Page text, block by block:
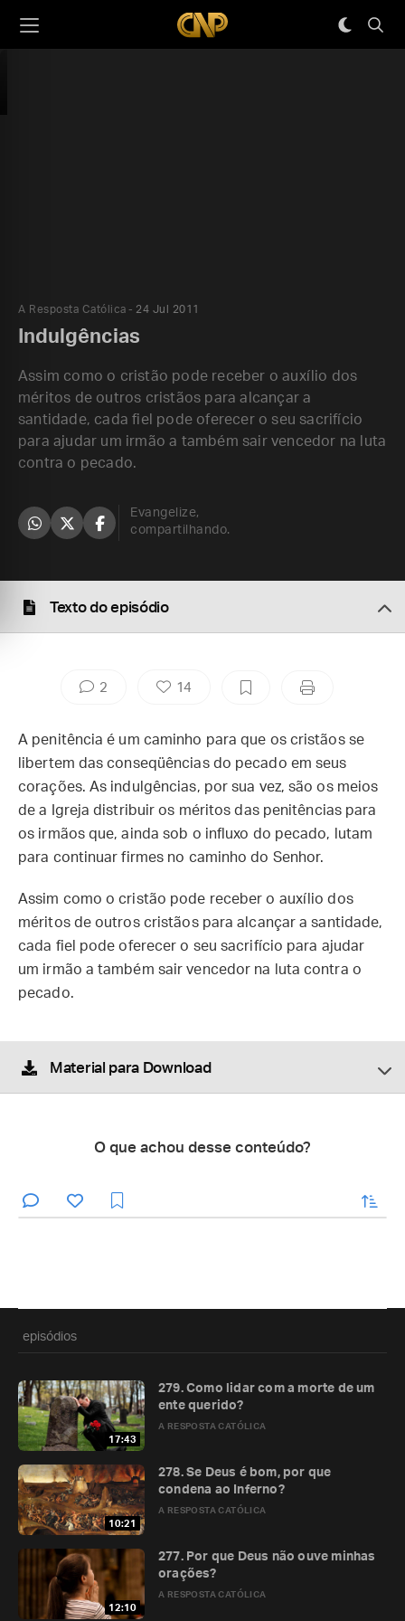
A Resposta Católica 24 Jul 2011
Indulgências
Assim como o cristão pode receber o auxílio dos
méritos de outros cristãos para alcançar a
santidade, cada fiel pode oferecer o seu sacrifício
para ajudar um irmão a também sair vencedor na luta
contra o pecado.
Evangelize,
compartilhando.
Texto do episódio
2 14
A penitência é um caminho para que os cristãos se
libertem das conseqüências do pecado em seus
corações. As indulgências, por sua vez, são os meios
de a Igreja distribuir os méritos das penitências para
os irmãos que, ainda sob o influxo do pecado, lutam
para continuar firmes no caminho do Senhor.
Assim como o cristão pode receber o auxílio dos
méritos de outros cristãos para alcançar a santidade,
cada fiel pode oferecer o seu sacrifício para ajudar
um irmão a também sair vencedor na luta contra o
pecado.
Material para Download
O que achou desse conteúdo?
enviar
episódios
17:43
A RESPOSTA CATÓLICA
279. Como lidar com a morte de um
ente querido?
10:21
A RESPOSTA CATÓLICA
278. Se Deus é bom, por que
condena ao Inferno?
12:10
A RESPOSTA CATÓLICA
277. Por que Deus não ouve minhas
orações?